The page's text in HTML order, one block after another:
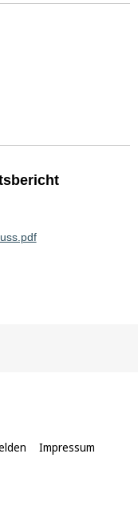
Impressum